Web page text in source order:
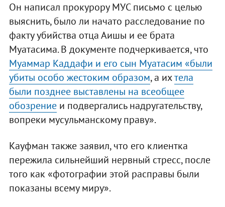
Он написал прокурору МУС письмо с целью
выяснить, было ли начато расследование по
факту убийства отца Аишы и ее брата
Муатасима. В документе подчеркивается, что
Муаммар Каддафи и его сын Муатасим «были
убиты особо жестоким образом, а ихтела
были позднее выставлены на всеобщее
обозрениеи подвергались надругательству,
вопреки мусульманскому праву».
Кауфман также заявил, что его клиентка
пережила сильнейший нервный стресс, после
того как «фотографии этой расправы были
показаны всему миру».